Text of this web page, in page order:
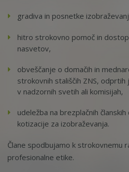
gradiva in posnetke
hitro strokovno pomoč in
nasvetov,
obveščanje o domačih in
strokovnih stališčih ZNS, odprtih
v nadzornih svetih ali komisijah,
udeležba na brezplačnih
kotizacije za izobraževanja.
Člane spodbujamo k strokovnemu
profesionalne etike.